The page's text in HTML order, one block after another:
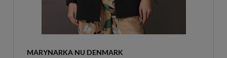
MARYNARKA NU DENMARK